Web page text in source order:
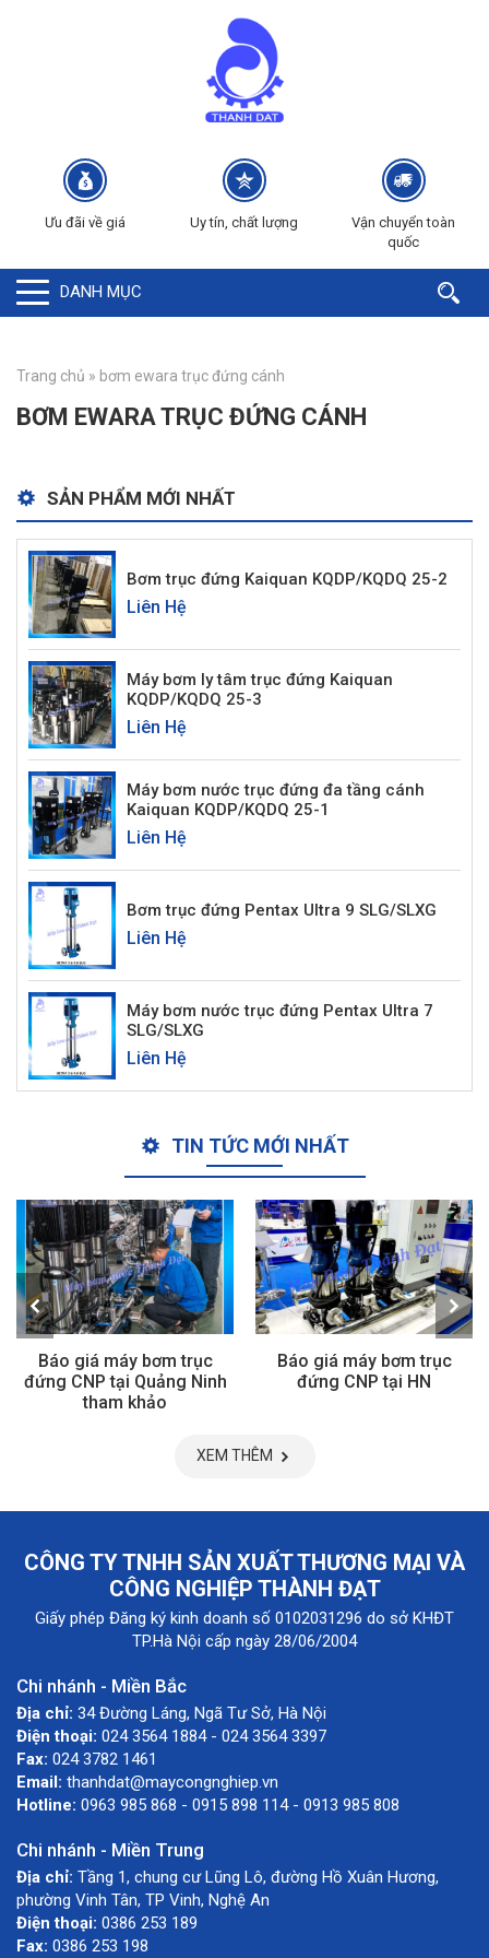
Ưu đãi về giá Uy tín, chất lượng
Vận chuyển toàn
quốc
DANH MỤC
Trang chủ » bơm ewara trục đứng cánh
BƠM EWARA TRỤC ĐỨNG CÁNH
SẢN PHẨM MỚI NHẤT
Bơm trục đứng Kaiquan KQDP/KQDQ 25-2
Liên Hệ
Máy bơm ly tâm trục đứng Kaiquan
KQDP/KQDQ 25-3
Liên Hệ
Máy bơm nước trục đứng đa tầng cánh
Kaiquan KQDP/KQDQ 25-1
Liên Hệ
Bơm trục đứng Pentax Ultra 9 SLG/SLXG
Liên Hệ
Máy bơm nước trục đứng Pentax Ultra 7
SLG/SLXG
Liên Hệ
TIN TỨC MỚI NHẤT
Báo giá máy bơm trục
đứng CNP tại Quảng Ninh
tham khảo
Báo giá máy bơm trục
đứng CNP tại HN
XEM THÊM
CÔNG TY TNHH SẢN XUẤT THƯƠNG MẠI VÀ
CÔNG NGHIỆP THÀNH ĐẠT
Giấy phép Đăng ký kinh doanh số 0102031296 do sở KHĐT
TP.Hà Nội cấp ngày 28/06/2004
Chi nhánh - Miền Bắc
Địa chỉ: 34 Đường Láng, Ngã Tư Sở, Hà Nội
Điện thoại: 024 3564 1884 - 024 3564 3397
Fax: 024 3782 1461
Email: thanhdat@maycongnghiep.vn
Hotline: 0963 985 868 - 0915 898 114 - 0913 985 808
Chi nhánh - Miền Trung
Địa chỉ: Tầng 1, chung cư Lũng Lô, đường Hồ Xuân Hương,
phường Vinh Tân, TP Vinh, Nghệ An
Điện thoại: 0386 253 189
Fax: 0386 253 198